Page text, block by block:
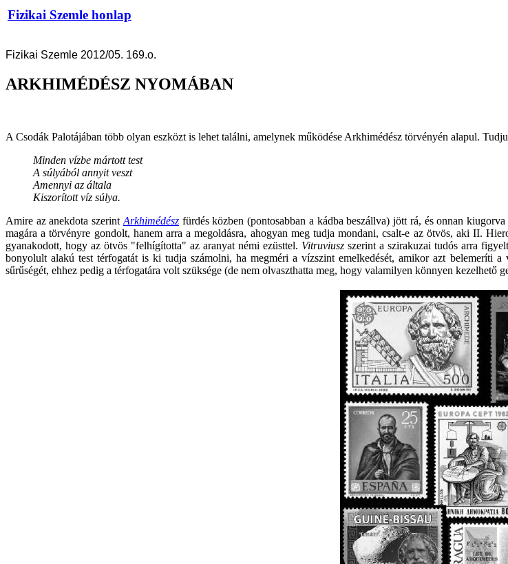
Fizikai Szemle honlap
Fizikai Szemle 2012/05. 169.o.
ARKHIMÉDÉSZ NYOMÁBAN
A Csodák Palotájában több olyan eszközt is lehet találni, amelynek működése Arkhimédész törvényén alapul.
Minden vízbe mártott test
A súlyából annyit veszt
Amennyi az általa
Kiszorított víz súlya.
Amire az anekdota szerint Arkhimédészfürdés közben (pontosabban a kádba beszállva) jött rá, és onnan
magára a törvényre gondolt, hanem arra a megoldásra, ahogyan meg tudja mondani, csalt-e az ötvös, aki II.
gyanakodott, hogy az ötvös "felhígította" az aranyat némi ezüsttel. Vitruviuszszerint a szirakuzai tudós arra
bonyolult alakú test térfogatát is ki tudja számolni, ha megméri a vízszint emelkedését, amikor azt belemeríti
sűrűségét, ehhez pedig a térfogatára volt szüksége (de nem olvaszthatta meg, hogy valamilyen könnyen kezelhető